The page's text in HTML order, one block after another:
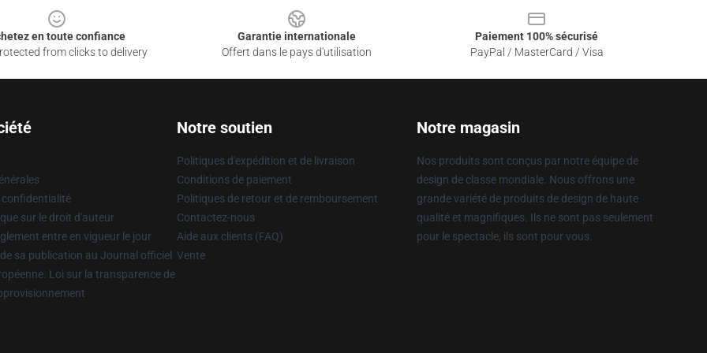
en toute confiance
from clicks to delivery
Garantie internationale
Offert dans le pays d'utilisation
Paiement 100% sécurisé
PayPal / MasterCard / Visa
confidentialité
sur le droit d'auteur
entre en vigueur le jour
sa publication au Journal officiel
Loi sur la transparence de
Notre soutien
Politiques d'expédition et de livraison
Conditions de paiement
Politiques de retour et de remboursement
Contactez-nous
Aide aux clients (FAQ)
Vente
Notre magasin
Nos produits sont conçus par notre équipe de
design de classe mondiale. Nous offrons une
grande variété de produits de design de haute
qualité et magnifiques. Ils ne sont pas seulement
pour le spectacle, ils sont pour vous.